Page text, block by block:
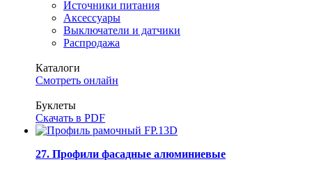
Источники питания
Аксессуары
Выключатели и датчики
Распродажа
Каталоги
Смотреть онлайн
Буклеты
Скачать в PDF
27. Профили фасадные алюминиевые